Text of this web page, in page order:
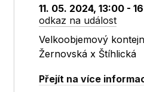
11. 05. 2024, 13:00 -
odkaz na událost
Velkoobjemový
Žernovská x Štíhlická
Přejít na více